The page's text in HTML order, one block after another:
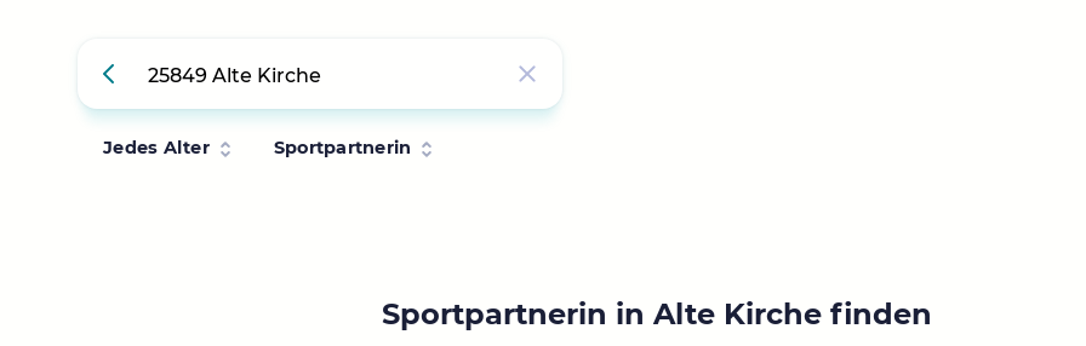
Jedes Alter Sportpartnerin
Sportpartnerin in Alte Kirche finden